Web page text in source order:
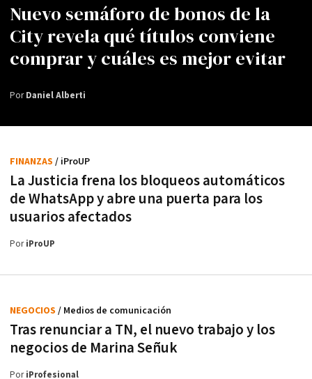
Nuevo semáforo de bonos de la
City revela qué títulos conviene
comprar y cuáles es mejor evitar
PorDaniel Alberti
La Justicia frena los bloqueos automáticos
de WhatsApp y abre una puerta para los
usuarios afectados
FINANZAS / iProUP
PoriProUP
Tras renunciar a TN, el nuevo trabajo y los
negocios de Marina Señuk
NEGOCIOS / Medios de comunicación
PoriProfesional